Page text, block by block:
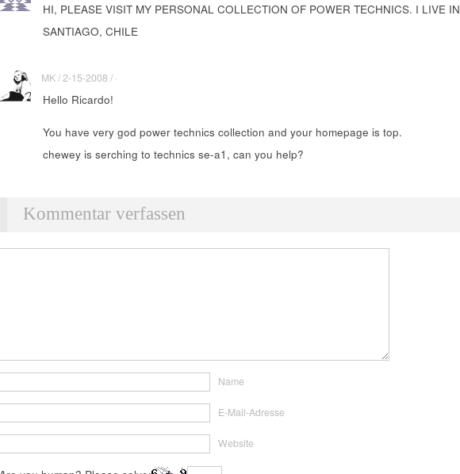
HI, PLEASE VISIT MY PERSONAL COLLECTION OF POWER TECHNICS. I LIVE IN
SANTIAGO, CHILE
MK / 2-15-2008 / ·
Hello Ricardo!
You have very god power technics collection and your homepage is top.
chewey is serching to technics se-a1, can you help?
Kommentar verfassen
Name
E-Mail-Adresse
Website